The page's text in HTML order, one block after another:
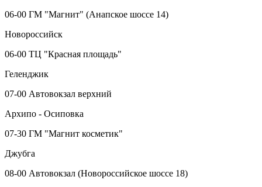
06-00 ГМ "Магнит" (Анапское шоссе 14)
Новороссийск
06-00 ТЦ "Красная площадь"
Геленджик
07-00 Автовокзал верхний
Архипо - Осиповка
07-30 ГМ "Магнит косметик"
Джубга
08-00 Автовокзал (Новороссийское шоссе 18)